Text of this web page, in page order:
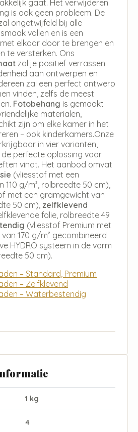
gaat. Het verwijderen
is ook geen probleem. De
ongetwijfeld bij alle
vallen en is een
elkaar door te brengen en
te versterken. Ons
zal je positief verrassen
aan ontwerpen en
zal een perfect ontwerp
vinden, zelfs de meest
Fotobehang is gemaakt
materialen,
zijn om elke kamer in het
– ook kinderkamers.Onze
in vier varianten,
perfecte oplossing voor
vindt. Het aanbod omvat
(vliesstof met een
110 g/m², rolbreedte 50 cm),
met een gramgewicht van
50 cm), zelfklevend
folie, rolbreedte 49
(vliesstof Premium met
170 g/m² gecombineerd
HYDRO systeem in de vorm
50 cm).
– Standard, Premium
– Zelfklevend
– Waterbestendig
1 kg
4